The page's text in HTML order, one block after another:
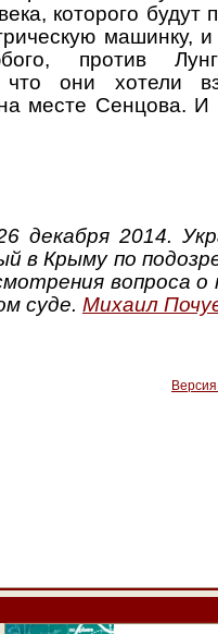
которого будут
машинку, и
против
что они хотели
месте Сенцова. И
декабря 2014.
в Крыму по
вопроса о
суде. Михаил